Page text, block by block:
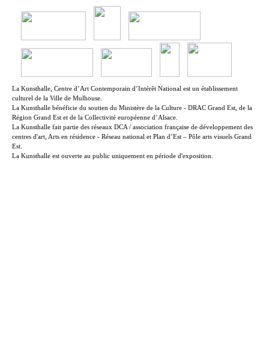
La Kunsthalle, Centre d’Art Contemporain d’Intérêt National est un établissement
culturel de la Ville de Mulhouse.
La Kunsthalle bénéficie du soutien du Ministère de la Culture - DRAC Grand Est, de la
Région Grand Est et de la Collectivité européenne d’Alsace.
La Kunsthalle fait partie des réseaux DCA / association française de développement des
centres d'art, Arts en résidence - Réseau national et Plan d’Est – Pôle arts visuels Grand
Est.
La Kunsthalle est ouverte au public uniquement en période d'exposition.